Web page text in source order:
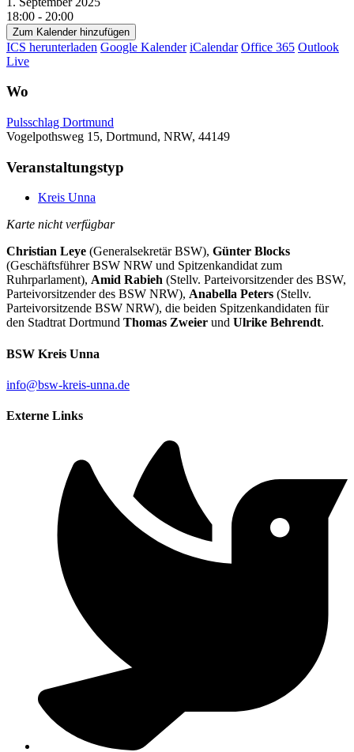
18:00 - 20:00
Zum Kalender hinzufügen
ICS herunterladen Google Kalender iCalendar Office 365 Outlook
Live
Wo
Pulsschlag Dortmund
Vogelpothsweg 15, Dortmund, NRW, 44149
Veranstaltungstyp
Kreis Unna
Karte nicht verfügbar
Christian Leye (Generalsekretär BSW), Günter Blocks
(Geschäftsführer BSW NRW und Spitzenkandidat zum
Ruhrparlament), Amid Rabieh (Stellv. Parteivorsitzender des BSW,
Parteivorsitzender des BSW NRW), Anabella Peters (Stellv.
Parteivorsitzende BSW NRW), die beiden Spitzenkandidaten für
den Stadtrat Dortmund Thomas Zweier und Ulrike Behrendt.
BSW Kreis Unna
info@bsw-kreis-unna.de
Externe Links